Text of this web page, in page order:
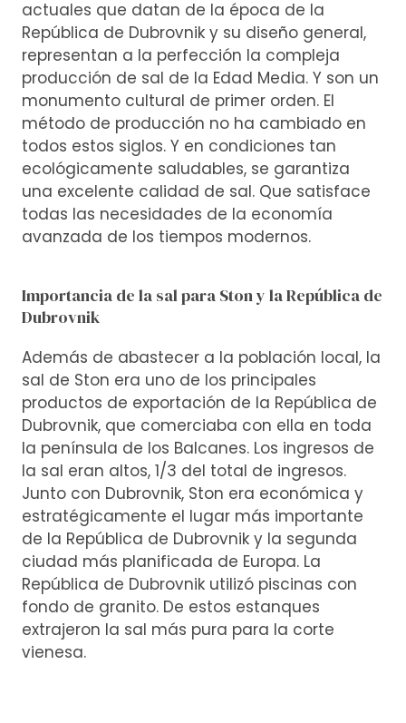
actuales que datan de la época de la
República de Dubrovnik y su diseño general,
representan a la perfección la compleja
producción de sal de la Edad Media. Y son un
monumento cultural de primer orden. El
método de producción no ha cambiado en
todos estos siglos. Y en condiciones tan
ecológicamente saludables, se garantiza
una excelente calidad de sal. Que satisface
todas las necesidades de la economía
avanzada de los tiempos modernos.
Importancia de la sal para Ston y la República de
Dubrovnik
Además de abastecer a la población local, la
sal de Ston era uno de los principales
productos de exportación de la República de
Dubrovnik, que comerciaba con ella en toda
la península de los Balcanes. Los ingresos de
la sal eran altos, 1/3 del total de ingresos.
Junto con Dubrovnik, Ston era económica y
estratégicamente el lugar más importante
de la República de Dubrovnik y la segunda
ciudad más planificada de Europa. La
República de Dubrovnik utilizó piscinas con
fondo de granito. De estos estanques
extrajeron la sal más pura para la corte
vienesa.